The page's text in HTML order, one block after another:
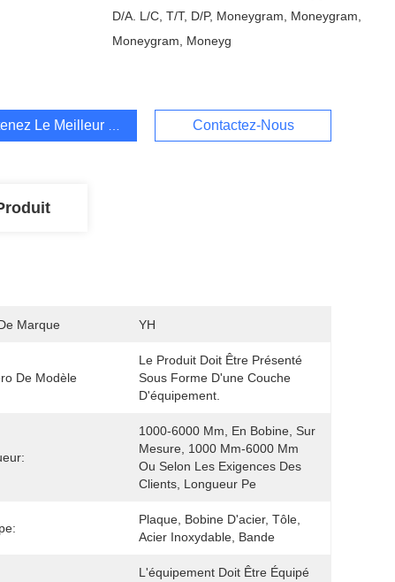
D/A. L/C, T/T, D/P, Moneygram, Moneygram,
Moneygram, Moneyg
Le Meilleur Prix Contactez-Nous
Marque YH
De Modèle
Le Produit Doit Être Présenté
Sous Forme D'une Couche
D'équipement.
1000-6000 Mm, En Bobine, Sur
Mesure, 1000 Mm-6000 Mm
Ou Selon Les Exigences Des
Clients, Longueur Pe
Plaque, Bobine D'acier, Tôle,
Acier Inoxydable, Bande
L'équipement Doit Être Équipé